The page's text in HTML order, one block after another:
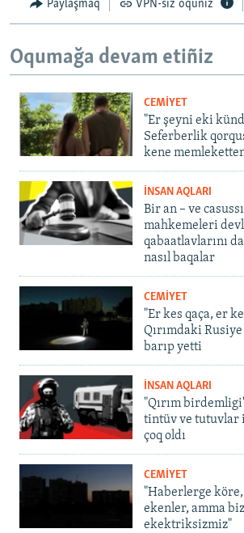
Paylaşmaq VPN-siz oquñız
Oqumağa devam etiñiz
CEMİYET
"Er şeyni eki
Seferberlik
kene
İNSAN AQLARI
Bir an – ve
mahkemeleri
qabaatlavlarını
nasıl baqalar
CEMİYET
"Er kes qaça, er
Qırımdaki
barıp yetti
İNSAN AQLARI
"Qırım
tintüv ve tutuvlar
çoq oldı
CEMİYET
"Haberlerge köre,
ekenler, amma
ekektriksizmiz"